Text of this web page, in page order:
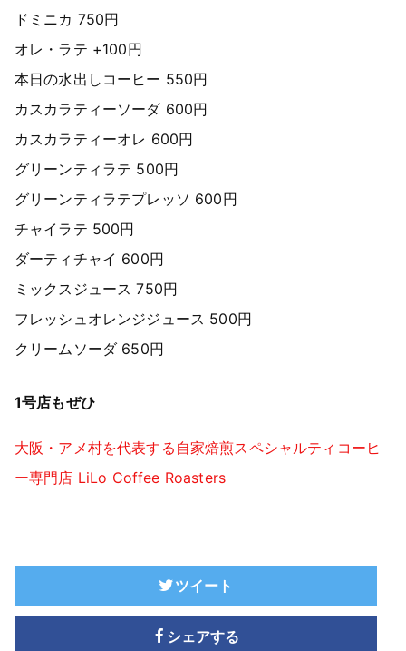
ドミニカ 750円
オレ・ラテ +100円
本日の水出しコーヒー 550円
カスカラティーソーダ 600円
カスカラティーオレ 600円
グリーンティラテ 500円
グリーンティラテプレッソ 600円
チャイラテ 500円
ダーティチャイ 600円
ミックスジュース 750円
フレッシュオレンジジュース 500円
クリームソーダ 650円
1号店もぜひ
大阪・アメ村を代表する自家焙煎スペシャルティコーヒ
ー専門店 LiLo Coffee Roasters
ツイート
シェアする